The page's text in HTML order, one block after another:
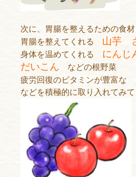
次に、胃腸を整えるための食
胃腸を整えてくれる 山芋
身体を温めてくれる にん
だいこん などの根野菜
疲労回復のビタミンが豊富な
などを積極的に取り入れてみ